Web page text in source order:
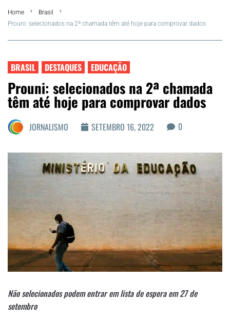
FLA Araru 2026
Região dos Lagos
Agenda Cultural
Colunistas
Matérias Exclusivas
Home
Brasil
Prouni: selecionados na 2ª chamada têm até hoje para comprovar dados
BRASIL DESTAQUES EDUCAÇÃO
Prouni: selecionados na 2ª chamada
têm até hoje para comprovar dados
JORNALISMO SETEMBRO 16, 2022 0
Não selecionados podem entrar em lista de espera em 27 de
setembro